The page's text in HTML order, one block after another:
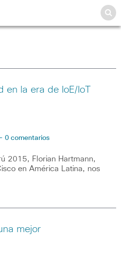
la era de IoE/IoT
0 comentarios
2015, Florian Hartmann,
en América Latina, nos
mejor